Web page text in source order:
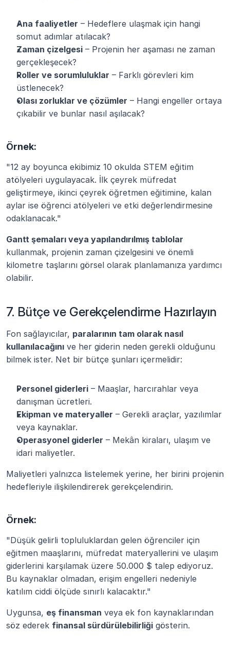
Ana faaliyetler – Hedeflere ulaşmak için hangi
somut adımlar atılacak?
Zaman çizelgesi – Projenin her aşaması ne zaman
gerçekleşecek?
Roller ve sorumluluklar – Farklı görevleri kim
üstlenecek?
Olası zorluklar ve çözümler – Hangi engeller ortaya
çıkabilir ve bunlar nasıl aşılacak?
Örnek:
"12 ay boyunca ekibimiz 10 okulda STEM eğitim
atölyeleri uygulayacak. İlk çeyrek müfredat
geliştirmeye, ikinci çeyrek öğretmen eğitimine, kalan
aylar ise öğrenci atölyeleri ve etki değerlendirmesine
odaklanacak."
Gantt şemaları veya yapılandırılmış tablolar
kullanmak, projenin zaman çizelgesini ve önemli
kilometre taşlarını görsel olarak planlamanıza yardımcı
olabilir.
7. Bütçe ve Gerekçelendirme Hazırlayın
Fon sağlayıcılar, paralarının tam olarak nasıl
kullanılacağını ve her giderin neden gerekli olduğunu
bilmek ister. Net bir bütçe şunları içermelidir:
Personel giderleri – Maaşlar, harcırahlar veya
danışman ücretleri.
Ekipman ve materyaller – Gerekli araçlar, yazılımlar
veya kaynaklar.
Operasyonel giderler – Mekân kiraları, ulaşım ve
idari maliyetler.
Maliyetleri yalnızca listelemek yerine, her birini projenin
hedefleriyle ilişkilendirerek gerekçelendirin.
Örnek:
"Düşük gelirli topluluklardan gelen öğrenciler için
eğitmen maaşlarını, müfredat materyallerini ve ulaşım
giderlerini karşılamak üzere 50.000 $ talep ediyoruz.
Bu kaynaklar olmadan, erişim engelleri nedeniyle
katılım ciddi ölçüde sınırlı kalacaktır."
Uygunsa, eş finansman veya ek fon kaynaklarından
söz ederek finansal sürdürülebilirliği gösterin.